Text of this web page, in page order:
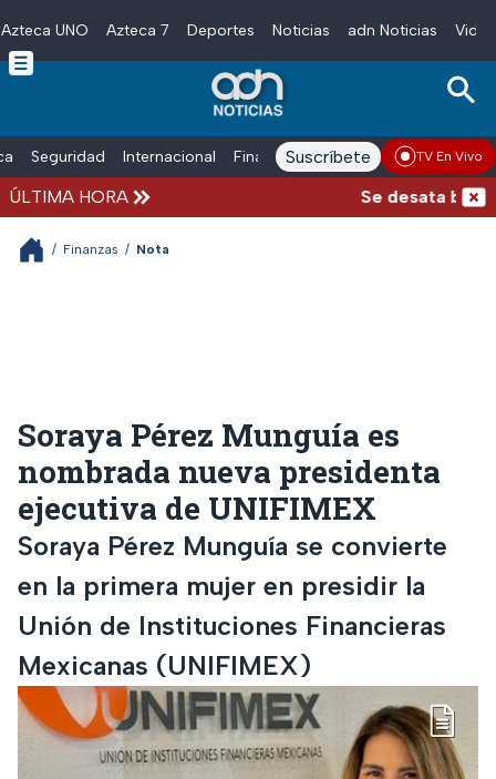
Skip to main content
Azteca UNO Azteca 7 Deportes Noticias adn Noticias
Seguridad Internacional Finanzas adn Noticias Radio
Suscríbete TV En Vivo
ÚLTIMA HORA Se desata
/ Finanzas / Nota
Soraya Pérez Munguía es
nombrada nueva presidenta
ejecutiva de UNIFIMEX
Soraya Pérez Munguía se convierte
en la primera mujer en presidir la
Unión de Instituciones Financieras
Mexicanas (UNIFIMEX)